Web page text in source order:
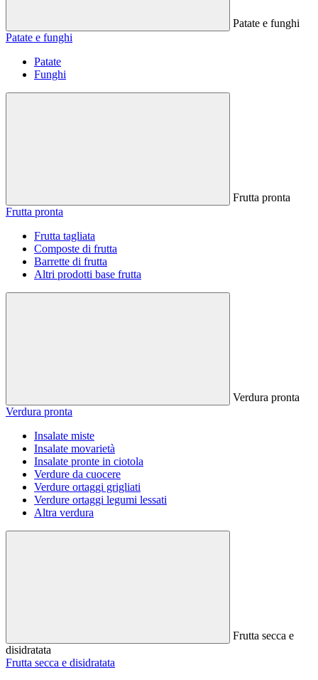
Patate e funghi
Patate e funghi
Patate
Funghi
Frutta pronta
Frutta pronta
Frutta tagliata
Composte di frutta
Barrette di frutta
Altri prodotti base frutta
Verdura pronta
Verdura pronta
Insalate miste
Insalate movarietà
Insalate pronte in ciotola
Verdure da cuocere
Verdure ortaggi grigliati
Verdure ortaggi legumi lessati
Altra verdura
Frutta secca e
disidratata
Frutta secca e disidratata